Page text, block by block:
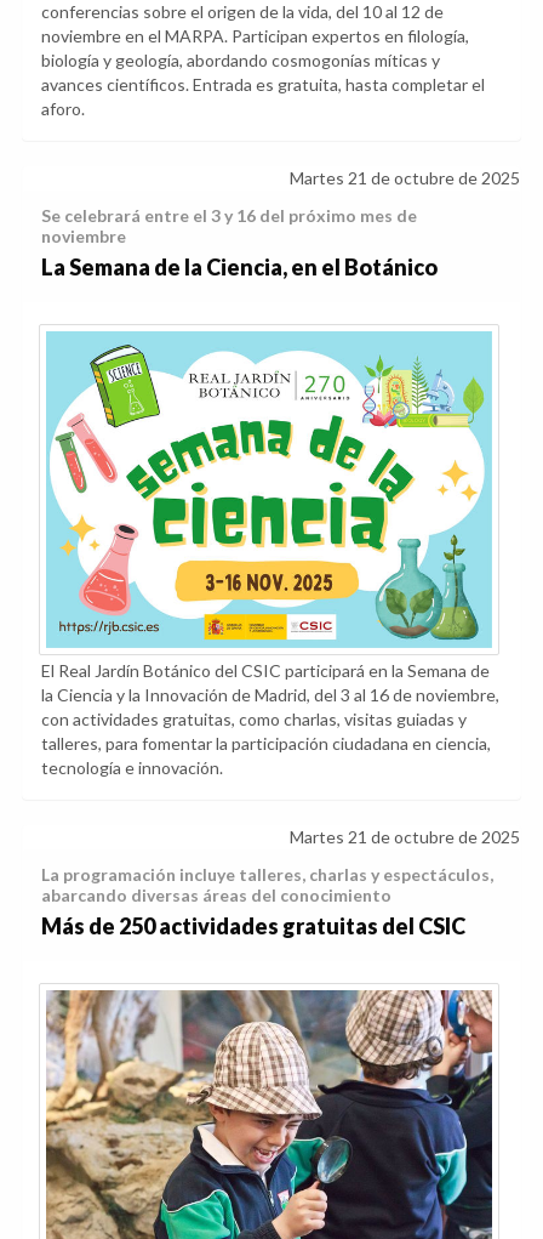
conferencias sobre el origen de la vida, del 10 al 12 de
noviembre en el MARPA. Participan expertos en filología,
biología y geología, abordando cosmogonías míticas y
avances científicos. Entrada es gratuita, hasta completar el
aforo.
Martes 21 de octubre de 2025
Se celebrará entre el 3 y 16 del próximo mes de
noviembre
La Semana de la Ciencia, en el Botánico
El Real Jardín Botánico del CSIC participará en la Semana de
la Ciencia y la Innovación de Madrid, del 3 al 16 de noviembre,
con actividades gratuitas, como charlas, visitas guiadas y
talleres, para fomentar la participación ciudadana en ciencia,
tecnología e innovación.
Martes 21 de octubre de 2025
La programación incluye talleres, charlas y espectáculos,
abarcando diversas áreas del conocimiento
Más de 250 actividades gratuitas del CSIC